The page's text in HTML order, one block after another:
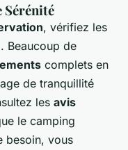
Sérénité
, vérifiez les
. Beaucoup de
complets en
de tranquillité
les avis
le camping
besoin, vous